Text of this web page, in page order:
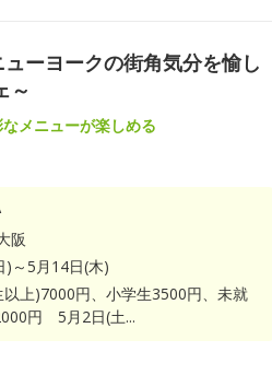
ーヨークの街角気分を愉し
～
メニューが楽しめる
阪
)～5月14日(木)
上)7000円、小学生3500円、未就
円 5月2日(土...